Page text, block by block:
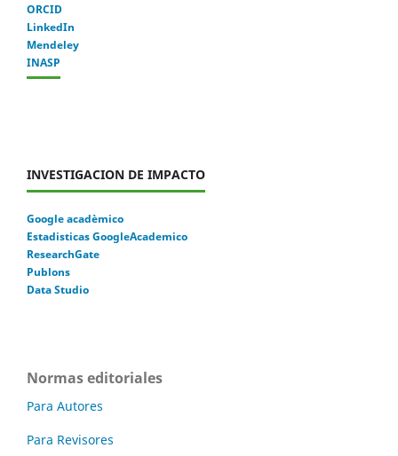
ORCID
LinkedIn
Mendeley
INASP
INVESTIGACION DE IMPACTO
Google acadèmico
Estadisticas GoogleAcademico
ResearchGate
Publons
Data Studio
Normas editoriales
Para Autores
Para Revisores